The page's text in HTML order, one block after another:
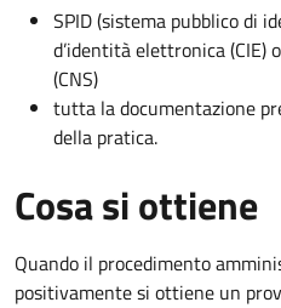
SPID (sistema pubblico di
d’identità elettronica (CIE)
(CNS)
tutta la documentazione
della pratica.
Cosa si ottiene
Quando il procedimento
positivamente si ottiene un